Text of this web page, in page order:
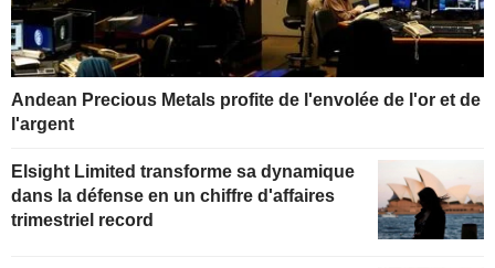
Andean Precious Metals profite de l'envolée de l'or et de
l'argent
Elsight Limited transforme sa dynamique
dans la défense en un chiffre d'affaires
trimestriel record